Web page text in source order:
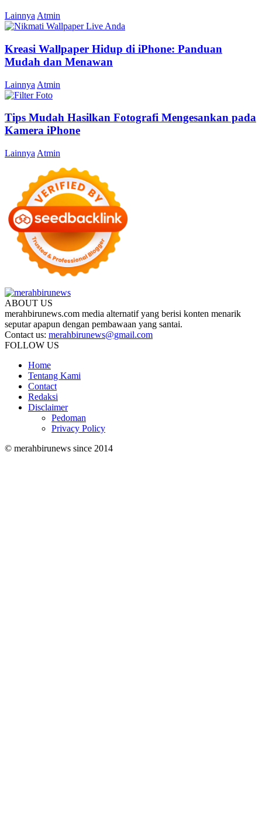
Lainnya Atmin
Kreasi Wallpaper Hidup di iPhone: Panduan
Mudah dan Menawan
Lainnya Atmin
Tips Mudah Hasilkan Fotografi Mengesankan pada
Kamera iPhone
Lainnya Atmin
ABOUT US
merahbirunews.com media alternatif yang berisi konten menarik
seputar apapun dengan pembawaan yang santai.
Contact us: merahbirunews@gmail.com
FOLLOW US
Home
Tentang Kami
Contact
Redaksi
Disclaimer
Pedoman
Privacy Policy
© merahbirunews since 2014